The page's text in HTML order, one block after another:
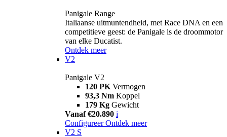
Panigale Range
Italiaanse uitmuntendheid, met Race DNA en een
competitieve geest: de Panigale is de droommotor
van elke Ducatist.
Ontdek meer
V2
Panigale V2
120 PK Vermogen
93,3 Nm Koppel
179 Kg Gewicht
Vanaf €20.890 i
Configureer Ontdek meer
V2 S